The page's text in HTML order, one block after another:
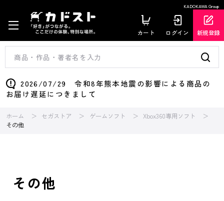
KADOKAWA Group
カート ログイン 新規登録
2026/07/29 令和8年熊本地震の影響による商品の
お届け遅延につきまして
ホーム セガストア ゲームソフト
Xbox360専用ソフト
その他
その他